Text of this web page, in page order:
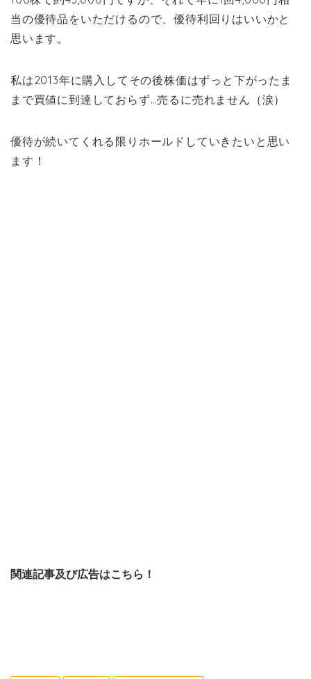
当の優待品をいただけるので、優待利回りはいいかと
思います。
私は2013年に購入してその後株価はずっと下がったま
まで買値に到達しておらず…売るに売れません（涙）
優待が続いてくれる限りホールドしていきたいと思い
ます！
関連記事及び広告はこちら！